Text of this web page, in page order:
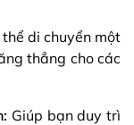
thể di chuyển một
thẳng cho các
Giúp bạn duy trì